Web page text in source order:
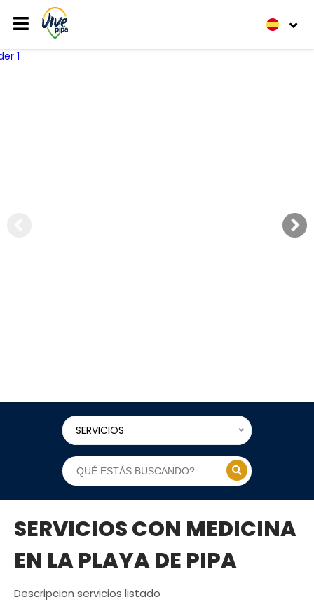
SERVICIOS
SERVICIOS CON MEDICINA
EN LA PLAYA DE PIPA
Descripcion servicios listado